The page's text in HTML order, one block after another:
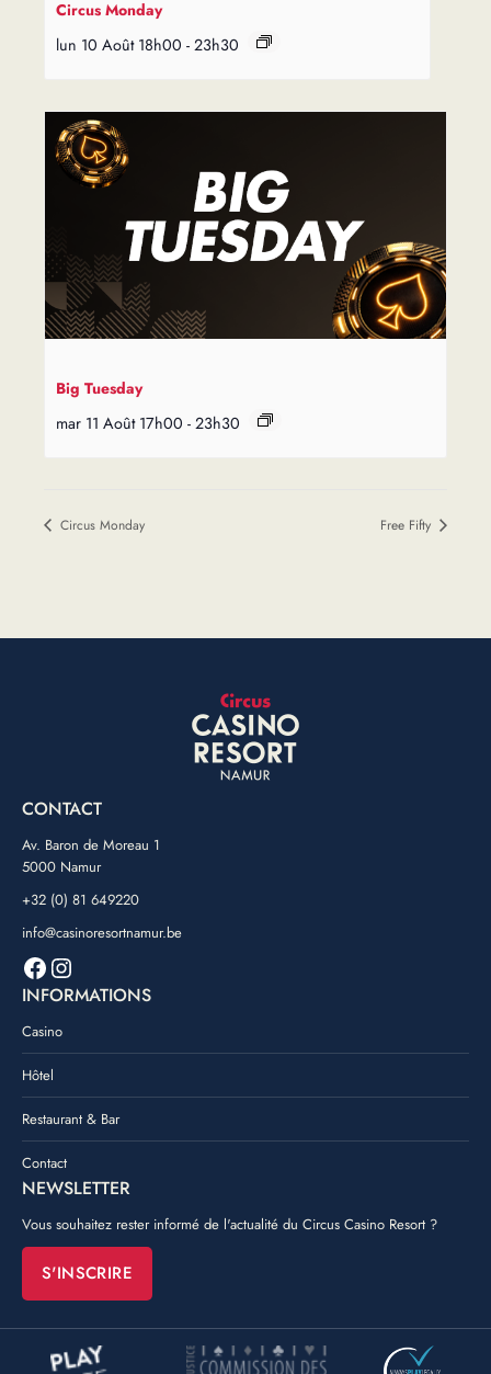
Circus Monday
lun 10 Août 18h00 - 23h30
Big Tuesday
mar 11 Août 17h00 - 23h30
Circus Monday Free Fifty
CONTACT
Av. Baron de Moreau 1
5000 Namur
+32 (0) 81 649220
info@casinoresortnamur.be
Facebook
Instagram
INFORMATIONS
Casino
Hôtel
Restaurant & Bar
Contact
NEWSLETTER
Vous souhaitez rester informé de l'actualité du Circus Casino Resort ?
S'INSCRIRE